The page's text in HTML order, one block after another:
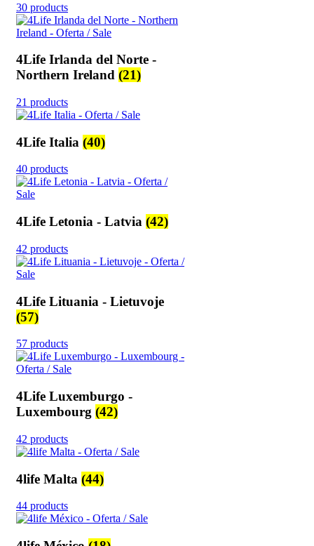
30 products
4Life Irlanda del Norte -
Northern Ireland (21)
21 products
4Life Italia (40)
40 products
4Life Letonia - Latvia (42)
42 products
4Life Lituania - Lietuvoje
(57)
57 products
4Life Luxemburgo -
Luxembourg (42)
42 products
4life Malta (44)
44 products